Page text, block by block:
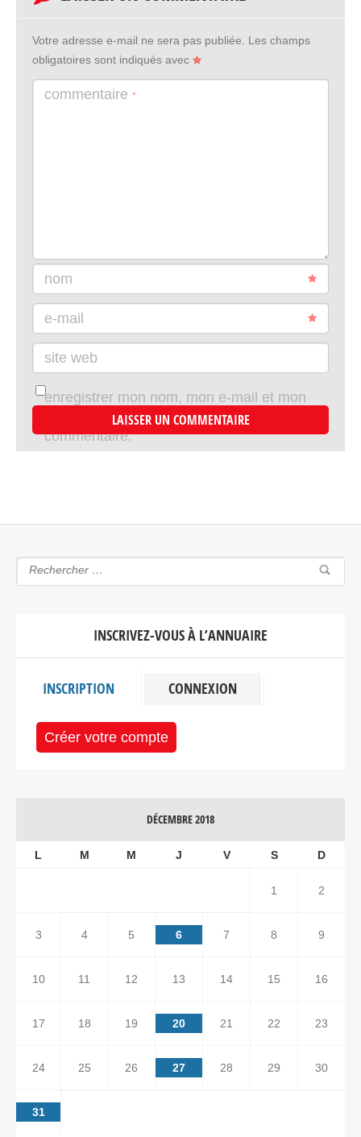
Votre adresse e-mail ne sera pas publiée.
Les champs
obligatoires sont indiqués avec
commentaire *
nom
e-mail
site web
enregistrer mon nom, mon e-mail et mon
site dans le navigateur pour mon prochain
commentaire.
INSCRIVEZ-VOUS À L’ANNUAIRE
INSCRIPTION CONNEXION
Créer votre compte
DÉCEMBRE 2018
L M M J V S D
1 2
3 4 5 6 7 8 9
10 11 12 13 14 15 16
17 18 19 20 21 22 23
24 25 26 27 28 29 30
31